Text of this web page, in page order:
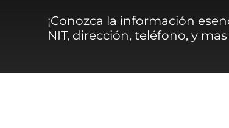
¡Conozca la información
NIT, dirección, teléfono, y